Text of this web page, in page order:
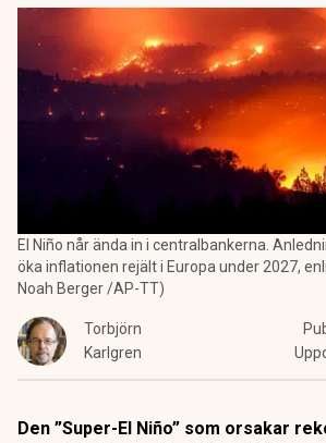
El Niño når ända in i centralbankerna.
öka inflationen rejält i Europa under 2027,
Noah Berger /AP-TT)
Torbjörn
Karlgren
Den ”Super-El Niño” som orsakar